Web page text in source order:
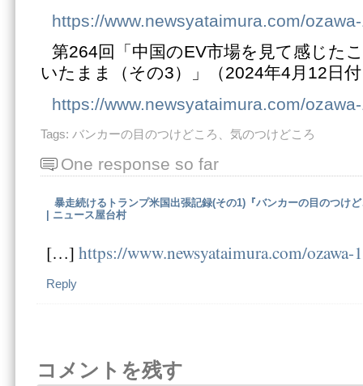
https://www.newsyataimura.com/
第264回「中国のEV市場を見て感じた
いたまま（その3）」（2024年4月12日
https://www.newsyataimura.com/
Tags: バンカーの目のつけどころ、気のつけどころ
One response so far
暴走続けるトランプ米国出張記録(その1)『バンカーの目のつけ
| ニュース屋台村
[…]https://www.newsyataimura.com/
Reply
コメントを残す